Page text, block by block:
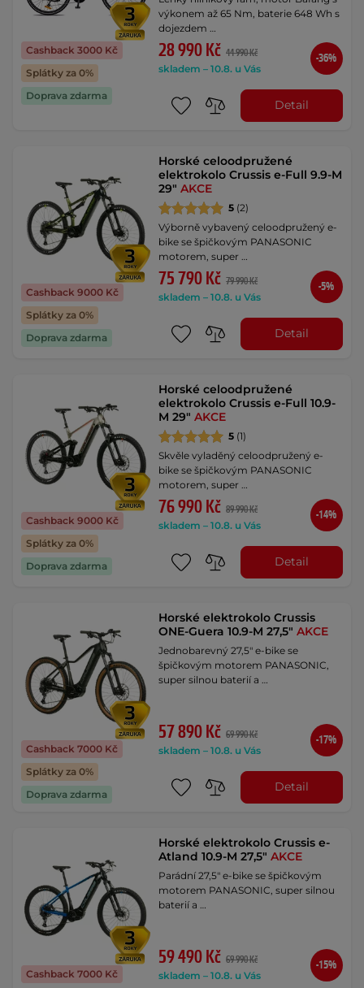
Cashback 3000 Kč
Splátky za 0%
Doprava zdarma
výkonem až 65 Nm, baterie 648 Wh s
dojezdem …
28 990 Kč 44 990 Kč
skladem – 10.8. u Vás
-36%
Detail
Cashback 9000 Kč
Splátky za 0%
Doprava zdarma
Horské celoodpružené
elektrokolo Crussis e-Full 9.9-M
29"AKCE
5 (2)
Výborně vybavený celoodpružený e-
bike se špičkovým PANASONIC
motorem, super …
75 790 Kč 79 990 Kč
skladem – 10.8. u Vás
-5%
Detail
Cashback 9000 Kč
Splátky za 0%
Doprava zdarma
Horské celoodpružené
elektrokolo Crussis e-Full 10.9-
M 29"AKCE
5 (1)
Skvěle vyladěný celoodpružený e-
bike se špičkovým PANASONIC
motorem, super …
76 990 Kč 89 990 Kč
skladem – 10.8. u Vás
-14%
Detail
Cashback 7000 Kč
Splátky za 0%
Doprava zdarma
Horské elektrokolo Crussis
ONE-Guera 10.9-M 27,5"AKCE
Jednobarevný 27,5" e-bike se
špičkovým motorem PANASONIC,
super silnou baterií a …
57 890 Kč 69 990 Kč
skladem – 10.8. u Vás
-17%
Detail
Cashback 7000 Kč
Horské elektrokolo Crussis e-
Atland 10.9-M 27,5"AKCE
Parádní 27,5" e-bike se špičkovým
motorem PANASONIC, super silnou
baterií a …
59 490 Kč 69 990 Kč
skladem – 10.8. u Vás
-15%